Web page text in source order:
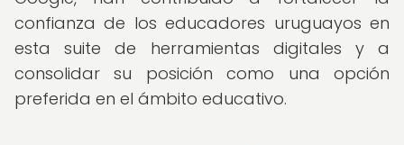
confianza de los educadores uruguayos en
esta suite de herramientas digitales y a
consolidar su posición como una opción
preferida en el ámbito educativo.